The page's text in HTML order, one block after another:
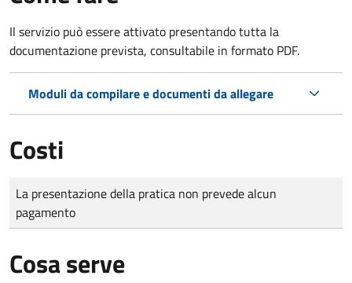
Il servizio può essere attivato presentando tutta la
documentazione prevista, consultabile in formato PDF.
Moduli da compilare e documenti da allegare
Costi
Tipo di pagamento
Importo
La presentazione della pratica non prevede alcun
pagamento
Cosa serve